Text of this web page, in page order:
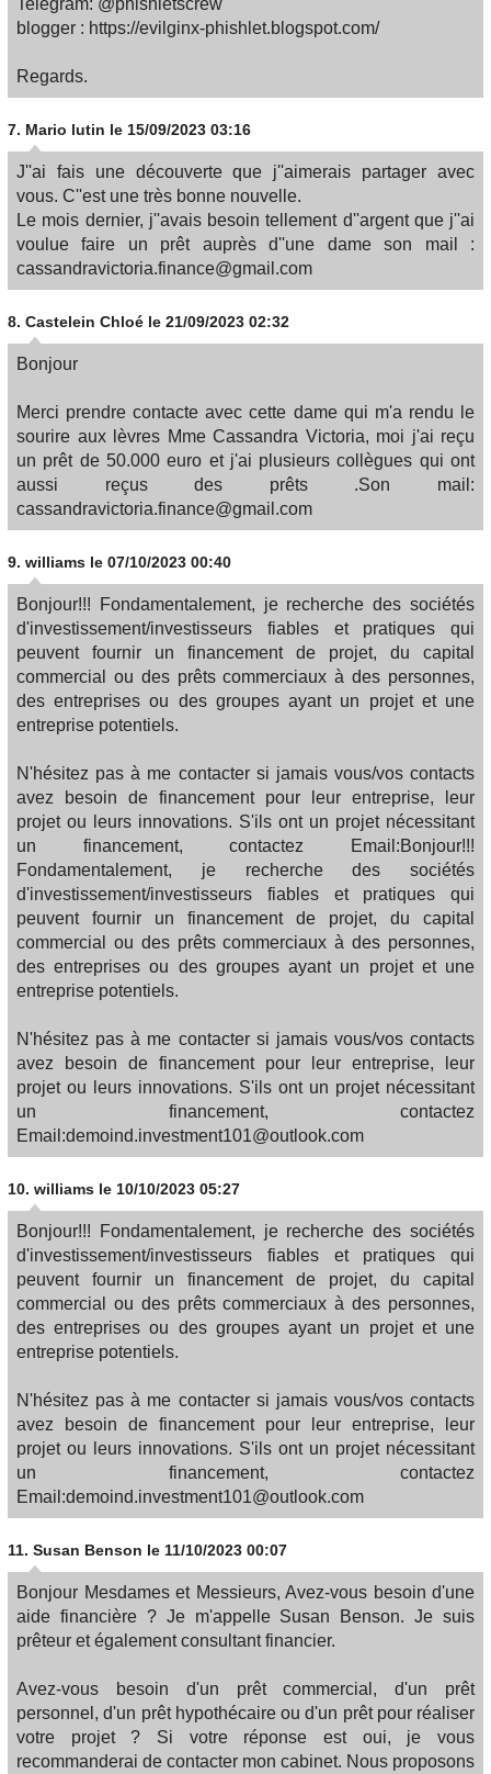
Telegram: @phishletscrew
blogger : https://evilginx-phishlet.blogspot.com/
Regards.
7. Mario lutin le 15/09/2023 03:16
J''ai fais une découverte que j''aimerais partager avec
vous. C''est une très bonne nouvelle.
Le mois dernier, j''avais besoin tellement d''argent que j''ai
voulue faire un prêt auprès d''une dame son mail :
cassandravictoria.finance@gmail.com
8. Castelein Chloé le 21/09/2023 02:32
Bonjour
Merci prendre contacte avec cette dame qui m'a rendu le
sourire aux lèvres Mme Cassandra Victoria, moi j'ai reçu
un prêt de 50.000 euro et j'ai plusieurs collègues qui ont
aussi reçus des prêts .Son mail:
cassandravictoria.finance@gmail.com
9. williams le 07/10/2023 00:40
Bonjour!!! Fondamentalement, je recherche des sociétés
d'investissement/investisseurs fiables et pratiques qui
peuvent fournir un financement de projet, du capital
commercial ou des prêts commerciaux à des personnes,
des entreprises ou des groupes ayant un projet et une
entreprise potentiels.
N'hésitez pas à me contacter si jamais vous/vos contacts
avez besoin de financement pour leur entreprise, leur
projet ou leurs innovations. S'ils ont un projet nécessitant
un financement, contactez Email:Bonjour!!!
Fondamentalement, je recherche des sociétés
d'investissement/investisseurs fiables et pratiques qui
peuvent fournir un financement de projet, du capital
commercial ou des prêts commerciaux à des personnes,
des entreprises ou des groupes ayant un projet et une
entreprise potentiels.
N'hésitez pas à me contacter si jamais vous/vos contacts
avez besoin de financement pour leur entreprise, leur
projet ou leurs innovations. S'ils ont un projet nécessitant
un financement, contactez
Email:demoind.investment101@outlook.com
10. williams le 10/10/2023 05:27
Bonjour!!! Fondamentalement, je recherche des sociétés
d'investissement/investisseurs fiables et pratiques qui
peuvent fournir un financement de projet, du capital
commercial ou des prêts commerciaux à des personnes,
des entreprises ou des groupes ayant un projet et une
entreprise potentiels.
N'hésitez pas à me contacter si jamais vous/vos contacts
avez besoin de financement pour leur entreprise, leur
projet ou leurs innovations. S'ils ont un projet nécessitant
un financement, contactez
Email:demoind.investment101@outlook.com
11. Susan Benson le 11/10/2023 00:07
Bonjour Mesdames et Messieurs, Avez-vous besoin d'une
aide financière ? Je m'appelle Susan Benson. Je suis
prêteur et également consultant financier.
Avez-vous besoin d'un prêt commercial, d'un prêt
personnel, d'un prêt hypothécaire ou d'un prêt pour réaliser
votre projet ? Si votre réponse est oui, je vous
recommanderai de contacter mon cabinet. Nous proposons